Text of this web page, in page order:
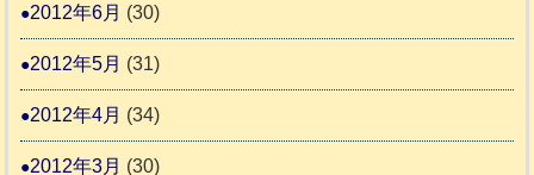
2012年6月 (30)
2012年5月 (31)
2012年4月 (34)
2012年3月 (30)